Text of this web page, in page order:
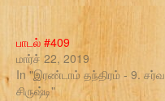
பாடல் #409
மார்ச் 22, 2019
In "இரண்டாம் தந்திரம் - 9. சர்வ
சிருஷ்டி"